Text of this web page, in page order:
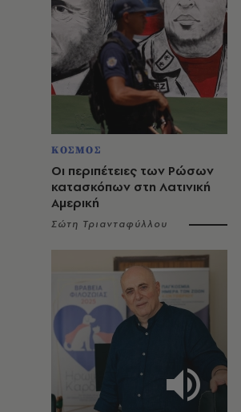
ΚΟΣΜΟΣ
Οι περιπέτειες των Ρώσων
κατασκόπων στη Λατινική
Αμερική
Σώτη Τριανταφύλλου